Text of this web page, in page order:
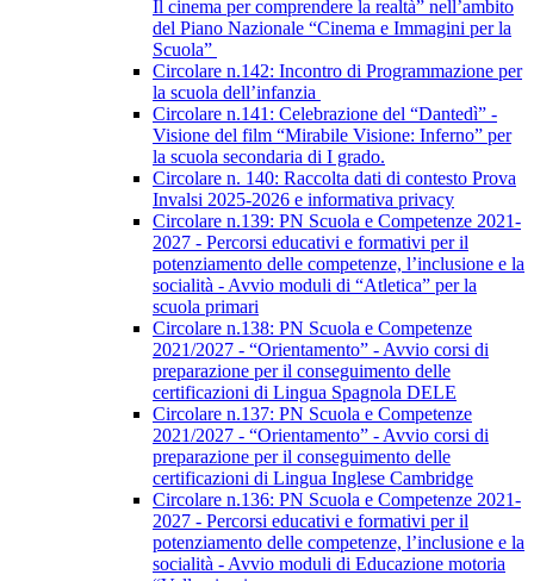
Il cinema per comprendere la realtà” nell’ambito
del Piano Nazionale “Cinema e Immagini per la
Scuola”
Circolare n.142: Incontro di Programmazione per
la scuola dell’infanzia
Circolare n.141: Celebrazione del “Dantedì” -
Visione del film “Mirabile Visione: Inferno” per
la scuola secondaria di I grado.
Circolare n. 140: Raccolta dati di contesto Prova
Invalsi 2025-2026 e informativa privacy
Circolare n.139: PN Scuola e Competenze 2021-
2027 - Percorsi educativi e formativi per il
potenziamento delle competenze, l’inclusione e la
socialità - Avvio moduli di “Atletica” per la
scuola primari
Circolare n.138: PN Scuola e Competenze
2021/2027 - “Orientamento” - Avvio corsi di
preparazione per il conseguimento delle
certificazioni di Lingua Spagnola DELE
Circolare n.137: PN Scuola e Competenze
2021/2027 - “Orientamento” - Avvio corsi di
preparazione per il conseguimento delle
certificazioni di Lingua Inglese Cambridge
Circolare n.136: PN Scuola e Competenze 2021-
2027 - Percorsi educativi e formativi per il
potenziamento delle competenze, l’inclusione e la
socialità - Avvio moduli di Educazione motoria